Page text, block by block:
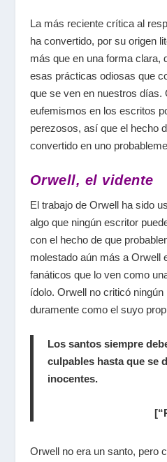
La más reciente crítica al
ha convertido, por su origen
más que en una forma clara,
esas prácticas odiosas que
que se ven en nuestros días.
eufemismos en los escritos
perezosos, así que el hecho
convertido en uno
Orwell, el vidente
El trabajo de Orwell ha sido
algo que ningún escritor
con el hecho de que
molestado aún más a Orwell
fanáticos que lo ven como
ídolo. Orwell no criticó
duramente como el suyo
Los santos siempre
culpables hasta que se
inocentes.
Orwell no era un santo, pero